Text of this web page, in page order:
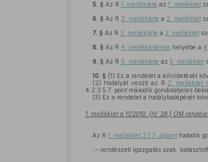
5. § Az R 1. melléklete az 1. melléklet
6. § Az R 2. melléklete a 2. melléklet
7. § Az R 3. melléklete a 3. melléklet
8. § Az R 4. mellékletének helyébe a
9. § Az R 6. melléklete az 5. melléklet
10. § (1) Ez a rendelet a kihirdetését
(2) Hatályát veszti az R 2. melléklet
4.2.3.5.7. pont második gondolatjeles
(3) Ez a rendelet a hatálybalépését
1. melléklet a 11/2010. (IV. 28.) ÖM
Az R 1. melléklet 2.1.3. alponthatodik
„– rendészeti igazgatás szak,